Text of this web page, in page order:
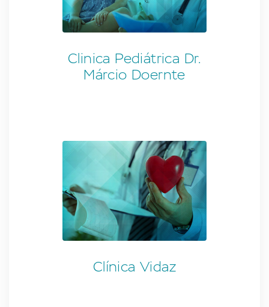
Clinica Pediátrica Dr.
Márcio Doernte
Clínica Vidaz